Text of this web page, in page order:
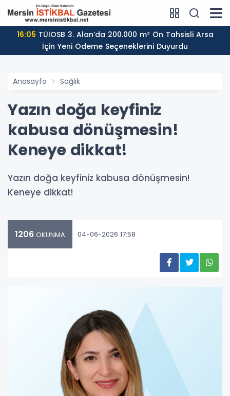
16:05
İçin Yeni Ödeme Seçeneklerini Duyurdu
Anasayfa Sağlık
Yazın doğa keyfiniz
kabusa dönüşmesin!
Keneye dikkat!
Yazın doğa keyfiniz kabusa dönüşmesin!
Keneye dikkat!
1206 OKUNMA 04-06-2026 17:58